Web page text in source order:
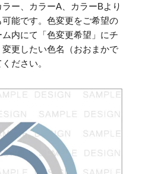
ー、カラーA、カラーBより
能です。色変更をご希望の
内にて「色変更希望」にチ
更したい色名（おおまかで
ださい。